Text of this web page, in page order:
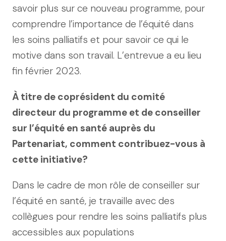
savoir plus sur ce nouveau programme, pour
comprendre l’importance de l’équité dans
les soins palliatifs et pour savoir ce qui le
motive dans son travail. L’entrevue a eu lieu
fin février 2023.
À titre de coprésident du comité
directeur du programme et de conseiller
sur l’équité en santé auprès du
Partenariat, comment contribuez-vous à
cette initiative?
Dans le cadre de mon rôle de conseiller sur
l’équité en santé, je travaille avec des
collègues pour rendre les soins palliatifs plus
accessibles aux populations